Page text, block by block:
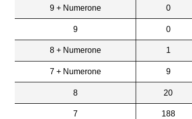
9 + Numerone 0
9 0
8 + Numerone 1
7 + Numerone 9
8 20
7 188